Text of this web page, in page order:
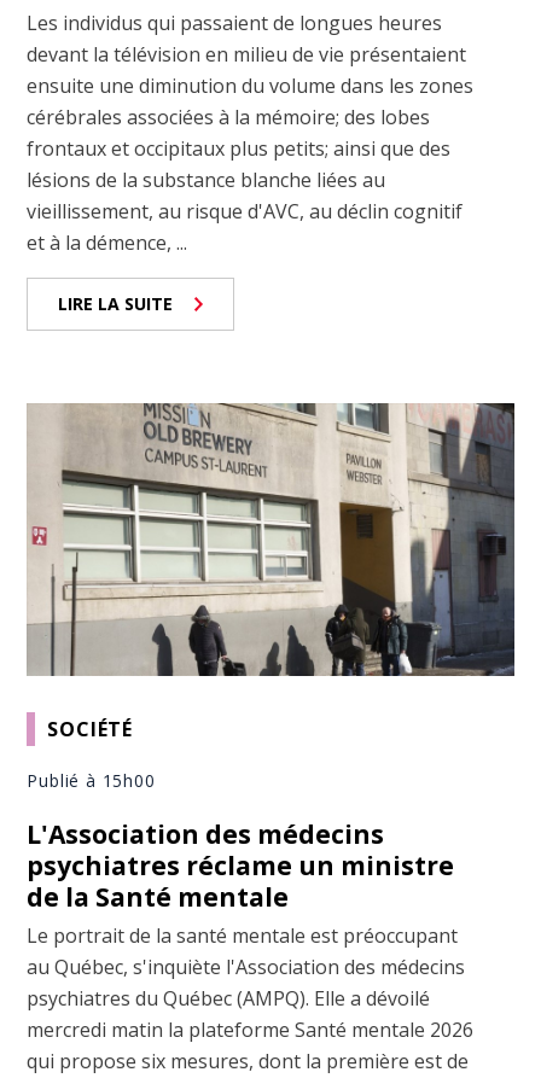
Les individus qui passaient de longues heures
devant la télévision en milieu de vie présentaient
ensuite une diminution du volume dans les zones
cérébrales associées à la mémoire; des lobes
frontaux et occipitaux plus petits; ainsi que des
lésions de la substance blanche liées au
vieillissement, au risque d'AVC, au déclin cognitif
et à la démence, ...
LIRE LA SUITE
SOCIÉTÉ
Publié à 15h00
L'Association des médecins
psychiatres réclame un ministre
de la Santé mentale
Le portrait de la santé mentale est préoccupant
au Québec, s'inquiète l'Association des médecins
psychiatres du Québec (AMPQ). Elle a dévoilé
mercredi matin la plateforme Santé mentale 2026
qui propose six mesures, dont la première est de